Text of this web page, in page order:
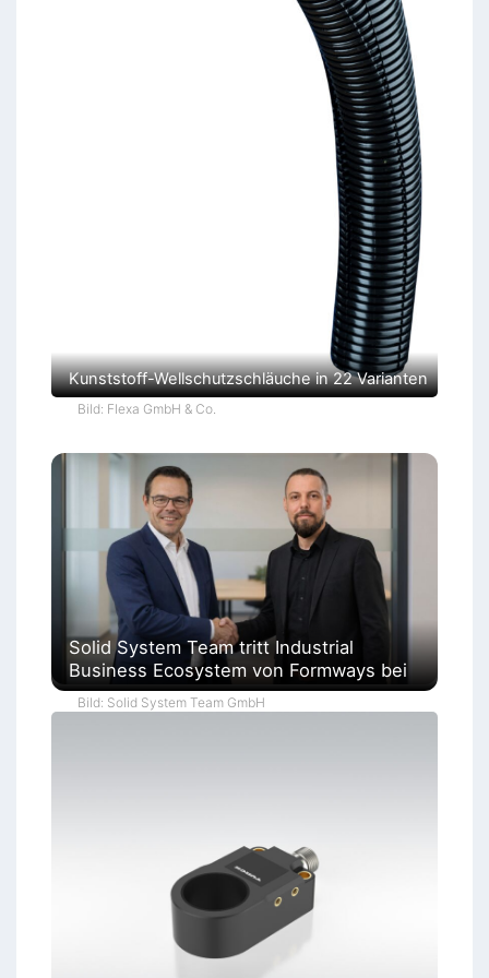
Kunststoff-Wellschutzschläuche in 22 Varianten
Bild: Flexa GmbH & Co.
Solid System Team tritt Industrial
Business Ecosystem von Formways bei
Bild: Solid System Team GmbH